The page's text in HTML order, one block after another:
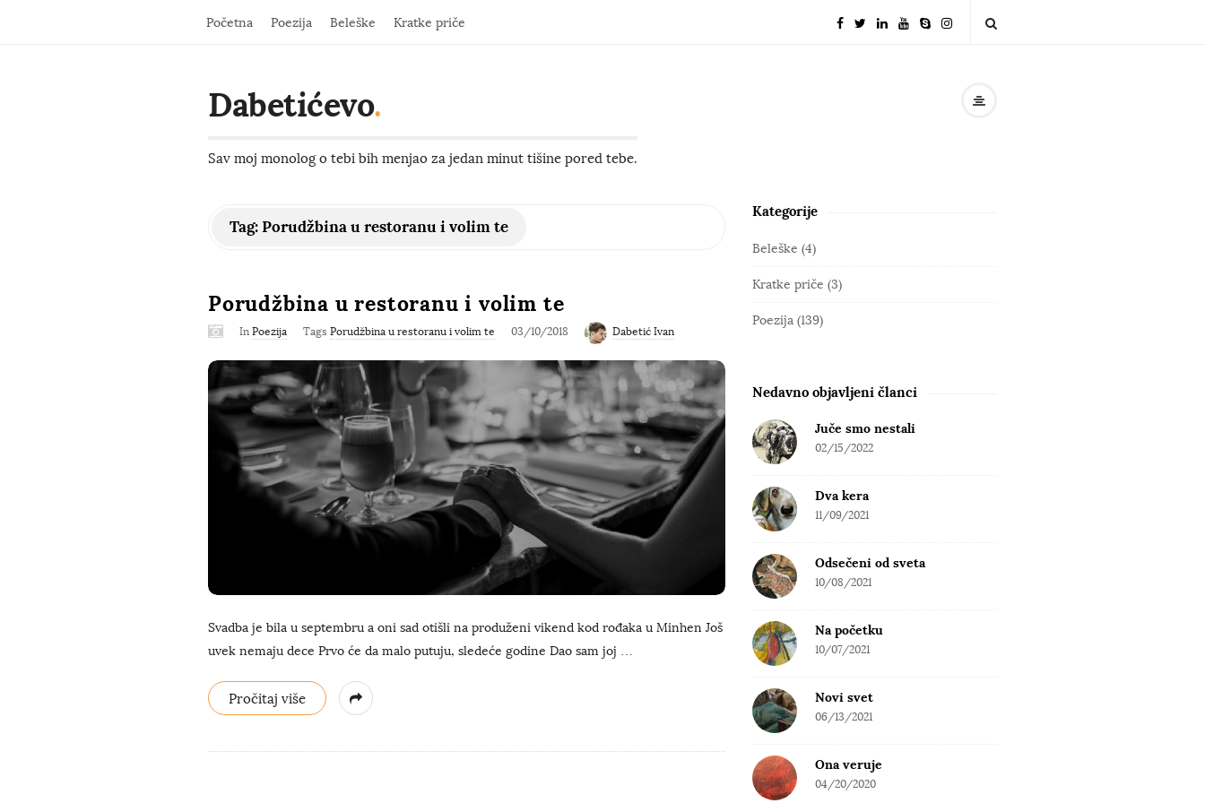
Početna Poezija Beleške Kratke priče
Dabetićevo.
Sav moj monolog o tebi bih menjao za jedan minut tišine pored tebe.
Tag:Porudžbina u restoranu i volim te
Porudžbina u restoranu i volim te
In Poezija Tags Porudžbina u restoranu i volim te 03/10/2018 Dabetić Ivan
Svadba je bila u septembru a oni sad otišli na produženi vikend kod rođaka u Minhen Još
uvek nemaju dece Prvo će da malo putuju, sledeće godine Dao sam joj …
Pročitaj više
S
i
e
S
e
a
r
Kategorije
Beleške (4)
Kratke priče (3)
Poezija(139)
Nedavno objavljeni članci
Juče smo nestali
02/15/2022
Dva kera
11/09/2021
Odsečeni od sveta
10/08/2021
Na početku
10/07/2021
Novi svet
06/13/2021
Ona veruje
04/20/2020